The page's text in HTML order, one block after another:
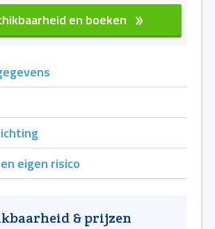
en boeken
eigen risico
& prijzen